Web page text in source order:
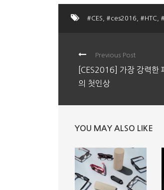
#CES #ces2016 #HTC
Previous Post
[CES2016] 가장 강력한
의 첫인상
YOU MAY ALSO LIKE